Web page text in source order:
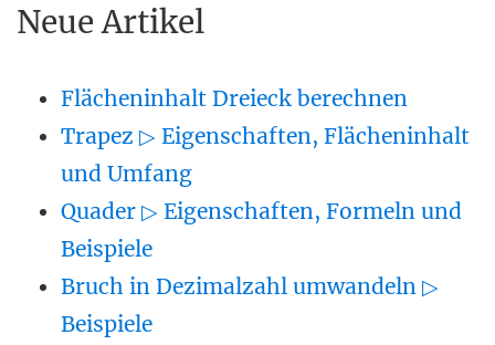
Neue Artikel
Flächeninhalt Dreieck berechnen
Trapez ▷ Eigenschaften, Flächeninhalt
und Umfang
Quader ▷ Eigenschaften, Formeln und
Beispiele
Bruch in Dezimalzahl umwandeln ▷
Beispiele